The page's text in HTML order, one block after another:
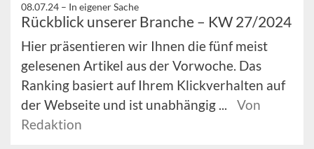
08.07.24 – In eigener Sache
Rückblick unserer Branche – KW 27/2024
Hier präsentieren wir Ihnen die fünf meist
gelesenen Artikel aus der Vorwoche. Das
Ranking basiert auf Ihrem Klickverhalten auf
der Webseite und ist unabhängig ...
Von
Redaktion